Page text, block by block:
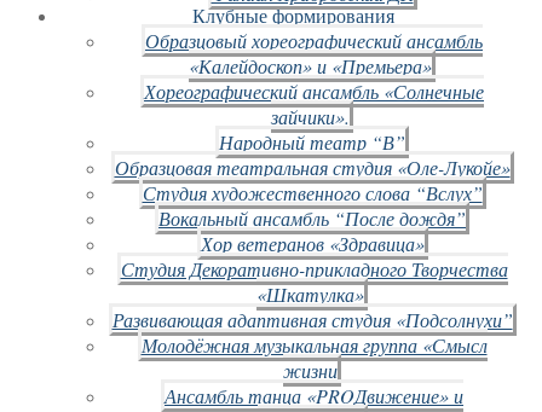
Клубные формирования
Образцовый хореографический ансамбль
«Калейдоскоп» и «Премьера»
Хореографический ансамбль «Солнечные
зайчики».
Народный театр “В”
Образцовая театральная студия «Оле-Лукойе»
Студия художественного слова “Вслух”
Вокальный ансамбль “После дождя”
Хор ветеранов «Здравица»
Студия Декоративно-прикладного Творчества
«Шкатулка»
Развивающая адаптивная студия «Подсолнухи”
Молодёжная музыкальная группа «Смысл
жизни
Ансамбль танца «PROДвижение» и